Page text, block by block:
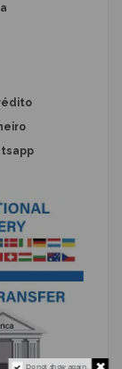
Do not show again.